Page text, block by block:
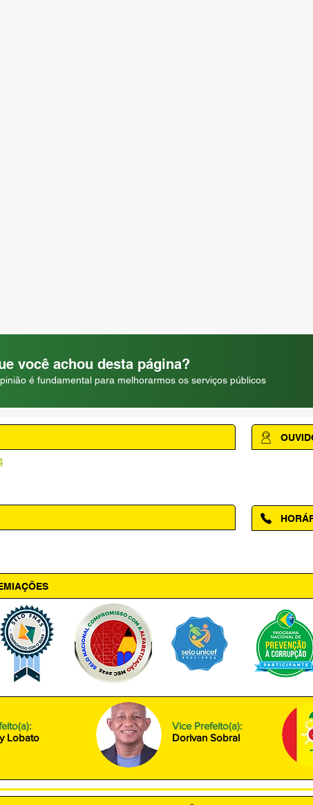
você achou desta página?
é fundamental para melhorarmos os serviços públicos
Lobato
Vice Prefeito(a):
Dorivan Sobral